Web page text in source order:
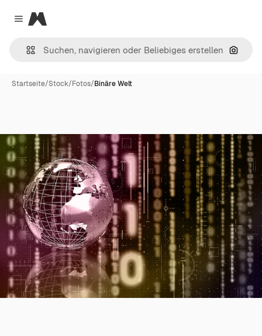
Close menu
Magnific
Nach
Startseite/Stock/Fotos/Binäre Welt